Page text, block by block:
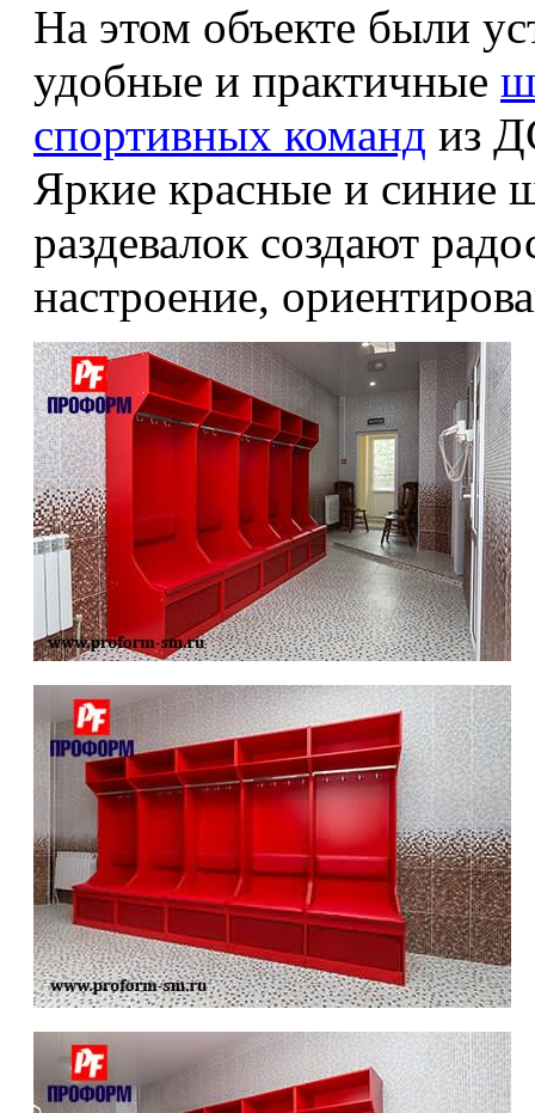
На этом объекте были
удобные и практичные
спортивных команд из
Яркие красные и синие
раздевалок создают
настроение,